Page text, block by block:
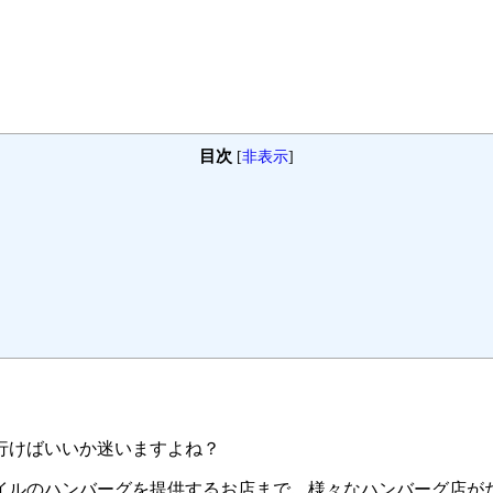
目次 [非表示]
ばいいか迷いますよね？
のハンバーグを提供するお店まで、様々なハンバーグ店が